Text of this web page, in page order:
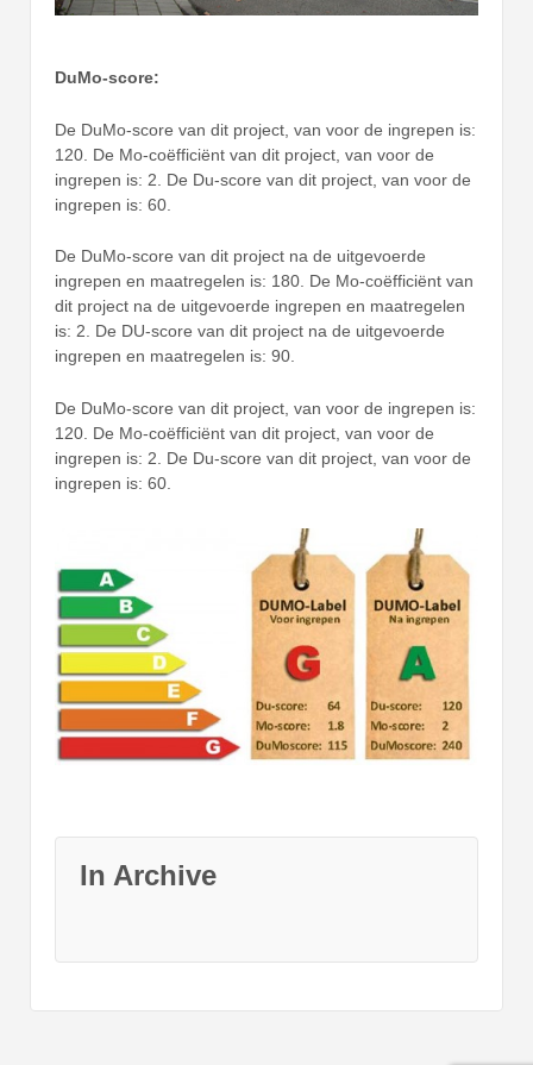
DuMo-score:
De DuMo-score van dit project, van voor de ingrepen is:
120. De Mo-coëfficiënt van dit project, van voor de
ingrepen is: 2. De Du-score van dit project, van voor de
ingrepen is: 60.
De DuMo-score van dit project na de uitgevoerde
ingrepen en maatregelen is: 180. De Mo-coëfficiënt van
dit project na de uitgevoerde ingrepen en maatregelen
is: 2. De DU-score van dit project na de uitgevoerde
ingrepen en maatregelen is: 90.
De DuMo-score van dit project, van voor de ingrepen is:
120. De Mo-coëfficiënt van dit project, van voor de
ingrepen is: 2. De Du-score van dit project, van voor de
ingrepen is: 60.
In Archive